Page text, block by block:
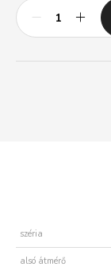
széria
alsó átmérő